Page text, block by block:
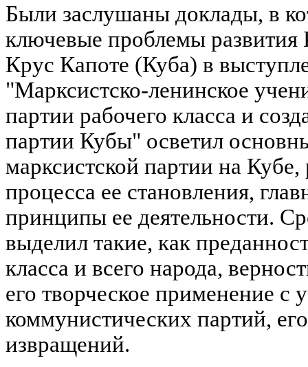
Были заслушаны доклады, в
ключевые проблемы
Крус Капоте (Куба) в
"Марксистско-ленинское
партии рабочего класса и
партии Кубы" осветил
марксистской партии на
процесса ее становления,
принципы ее деятельности.
выделил такие, как
класса и всего народа,
его творческое применение с
коммунистических партий,
извращений.